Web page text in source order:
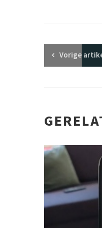
Vorige